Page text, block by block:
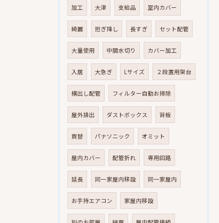
加工 大津 支給品 室内カバー
綺麗 担ぎ降し 長すぎ セット配管
大量使用 中間水切り カバー加工
入居 大急ぎ Lサイズ ２段置用架台
横出し配管 フィルター自動お掃除
屋外排出 ダストボックス 背板
買替 パナソニック オミット
屋内カバー 配管折れ 専用回路
延長 同一家屋内移設 同一家屋内
お手持エアコン 家屋内移設